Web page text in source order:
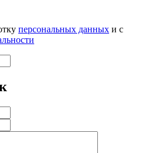
персональных данных и с